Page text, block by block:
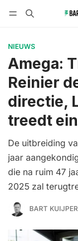
NIEUWS
Amega:
Reinier
directie,
treedt
De uitbreiding
jaar
die na ruim 47
2025 zal
BART